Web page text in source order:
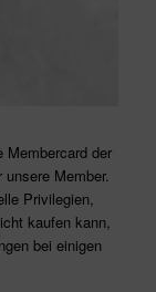
der
Member.
Privilegien,
kaufen kann,
bei einigen